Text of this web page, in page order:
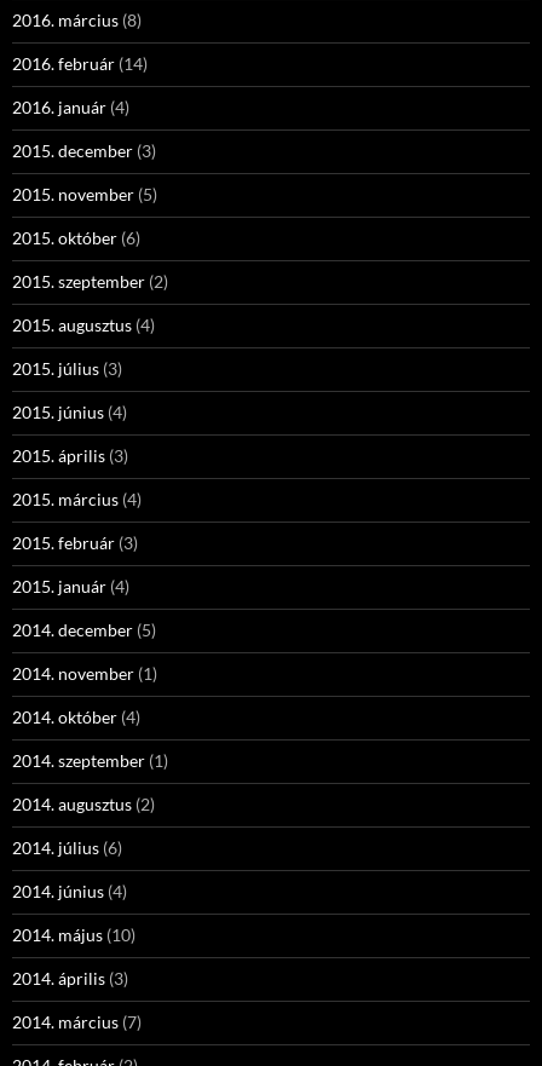
2016. március (8)
2016. február (14)
2016. január (4)
2015. december (3)
2015. november (5)
2015. október (6)
2015. szeptember (2)
2015. augusztus (4)
2015. július (3)
2015. június (4)
2015. április (3)
2015. március (4)
2015. február (3)
2015. január (4)
2014. december (5)
2014. november (1)
2014. október (4)
2014. szeptember (1)
2014. augusztus (2)
2014. július (6)
2014. június (4)
2014. május (10)
2014. április (3)
2014. március (7)